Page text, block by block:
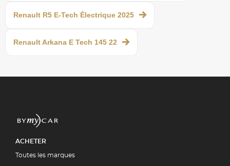
Renault R5 E-Tech Électrique 2025
Renault Arkana E Tech 145 22
ACHETER
Toutes les marques